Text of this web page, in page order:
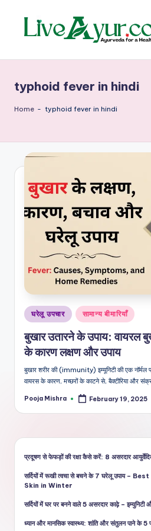
Ay
ur
आ
युर्वे
दि
क
शै
ली
का
भरो
सेमं
द
स्रो
त
आयुर्वेद
सरल
typhoid fever in hindi
Home - typhoid fever in hindi
Posted
in
घरेलू उपचार सामान्य बीमारियाँ
बुखार उतारने के उपाय: वायरल
के कारण लक्षण और उपाय
बुखार शरीर की (immunity) इम्यूनिटी की एक नॉर्मल
वायरस के कारण, मच्छरों के काटने से, बैक्टीरिया और
Posted
Pooja Mishra February 19, 2025
प्रदूषण से फेफड़ों की रक्षा कैसे करें: 8 असरदार
सर्दियों में रूखी त्वचा से बचने के 7 घरेलू उपाय –
Skin in Winter
सर्दियों में घर पर बनने वाले 5 असरदार काढ़े – इम्युनिटी
ध्यान और मानसिक स्वास्थ्य: शांति और संतुलन पाने के 5